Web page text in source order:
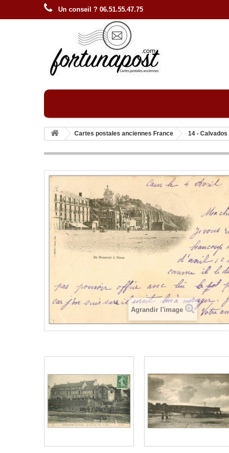
Un conseil ? 06.51.55.47.75
Cartes postales anciennes France 14 - Calvados
Agrandir l'image